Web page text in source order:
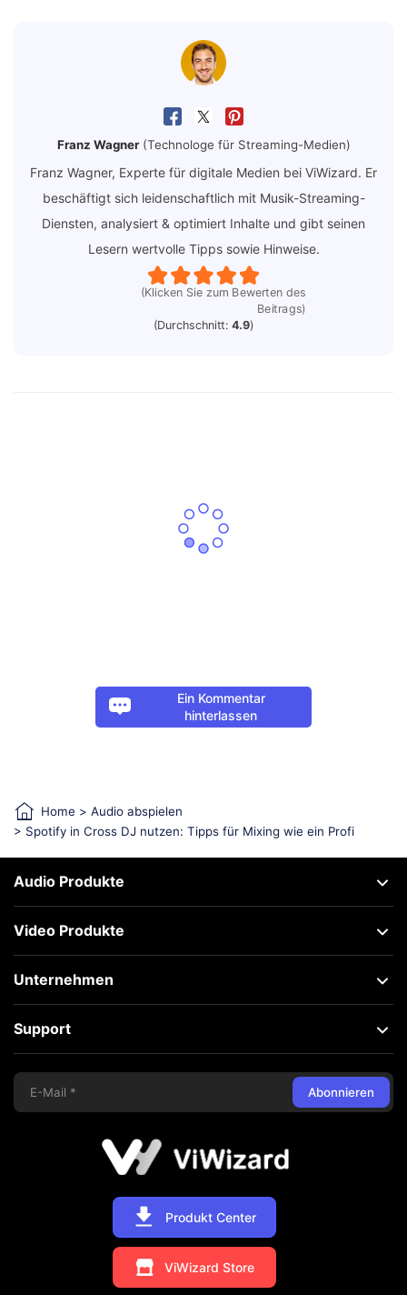
Franz Wagner (Technologe für Streaming-Medien)
Franz Wagner, Experte für digitale Medien bei ViWizard. Er
beschäftigt sich leidenschaftlich mit Musik-Streaming-
Diensten, analysiert & optimiert Inhalte und gibt seinen
Lesern wertvolle Tipps sowie Hinweise.
(Klicken Sie zum Bewerten des
Beitrags)
(Durchschnitt:4.9)
Ein Kommentar
hinterlassen
Home > Audio abspielen
> Spotify in Cross DJ nutzen: Tipps für Mixing wie ein Profi
Produkt Center
ViWizard Store
Audio Produkte
Video Produkte
Unternehmen
Support
Abonnieren